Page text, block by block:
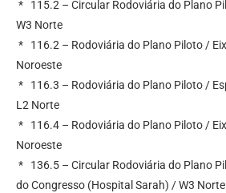
* 115.2 – Circular Rodoviária do Plano
W3 Norte
* 116.2 – Rodoviária do Plano Piloto /
Noroeste
* 116.3 – Rodoviária do Plano Piloto /
L2 Norte
* 116.4 – Rodoviária do Plano Piloto /
Noroeste
* 136.5 – Circular Rodoviária do Plano
do Congresso (Hospital Sarah) / W3 Norte